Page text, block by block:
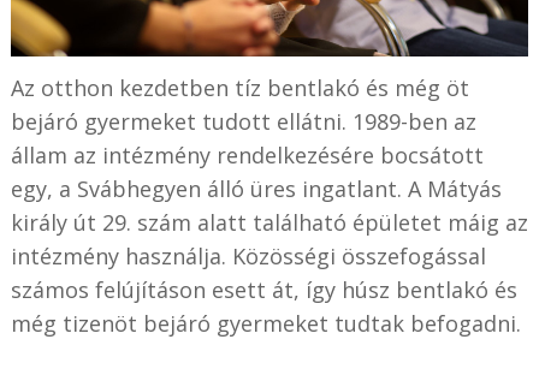
Az otthon kezdetben tíz bentlakó és még öt
bejáró gyermeket tudott ellátni. 1989-ben az
állam az intézmény rendelkezésére bocsátott
egy, a Svábhegyen álló üres ingatlant. A Mátyás
király út 29. szám alatt található épületet máig az
intézmény használja. Közösségi összefogással
számos felújításon esett át, így húsz bentlakó és
még tizenöt bejáró gyermeket tudtak befogadni.